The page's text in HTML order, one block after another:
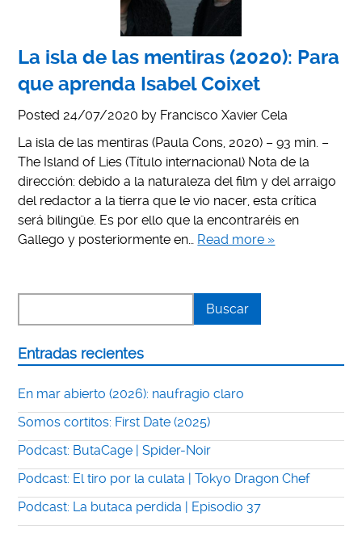
La isla de las mentiras (2020): Para
que aprenda Isabel Coixet
Posted 24/07/2020 by Francisco Xavier Cela
La isla de las mentiras (Paula Cons, 2020) – 93 min. –
The Island of Lies (Título internacional) Nota de la
dirección: debido a la naturaleza del film y del arraigo
del redactor a la tierra que le vio nacer, esta crítica
será bilingüe. Es por ello que la encontraréis en
Gallego y posteriormente en… Read more »
Entradas recientes
En mar abierto (2026): naufragio claro
Somos cortitos: First Date (2025)
Podcast: ButaCage | Spider-Noir
Podcast: El tiro por la culata | Tokyo Dragon Chef
Podcast: La butaca perdida | Episodio 37